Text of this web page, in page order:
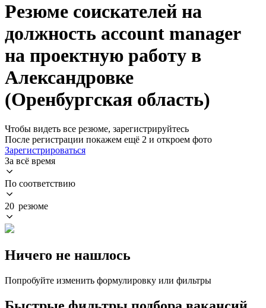
Резюме соискателей на
должность account manager
на проектную работу в
Александровке
(Оренбургская область)
Чтобы видеть все резюме, зарегистрируйтесь
После регистрации покажем ещё 2 и откроем фото
Зарегистрироваться
За всё время
По соответствию
20 резюме
Ничего не нашлось
Попробуйте изменить формулировку или фильтры